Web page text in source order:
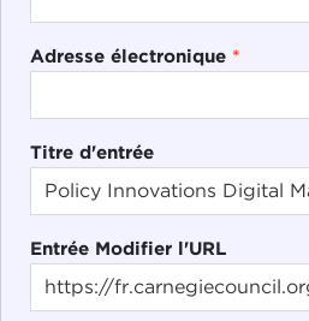
Adresse électronique *
Titre d'entrée
Entrée Modifier l'URL